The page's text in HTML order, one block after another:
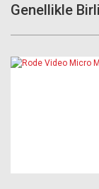
Genellikle